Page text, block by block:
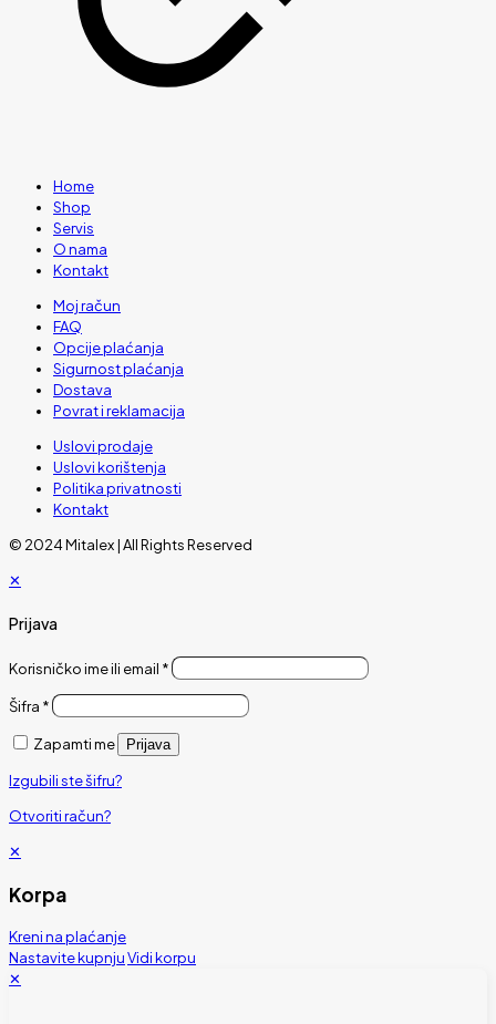
Home
Shop
Servis
O nama
Kontakt
Moj račun
FAQ
Opcije plaćanja
Sigurnost plaćanja
Dostava
Povrat i reklamacija
Uslovi prodaje
Uslovi korištenja
Politika privatnosti
Kontakt
© 2024 Mitalex | All Rights Reserved
✕
Prijava
Korisničko ime ili email *
Šifra *
Zapamti me Prijava
Izgubili ste šifru?
Otvoriti račun?
✕
Korpa
Kreni na plaćanje
Nastavite kupnjuVidi korpu
✕